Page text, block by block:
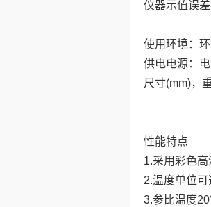
仪器示值误
使用环境：
供电电源：
尺寸(mm)，
性能特点
1.采用彩色
2.温度单位可
3.参比温度